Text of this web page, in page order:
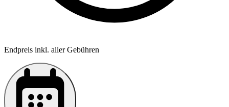
Endpreis inkl. aller Gebühren